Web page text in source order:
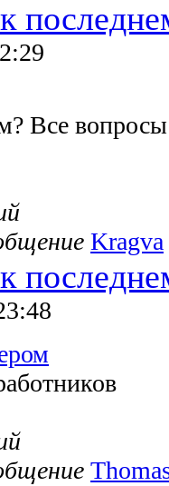
Все
Kragva